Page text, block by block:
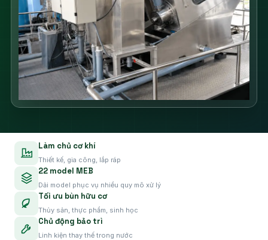
Làm chủ cơ khí
Thiết kế, gia công, lắp ráp
22 model MEB
Dải model phục vụ nhiều quy mô xử lý
Tối ưu bùn hữu cơ
Thủy sản, thực phẩm, sinh học
Chủ động bảo trì
Linh kiện thay thế trong nước